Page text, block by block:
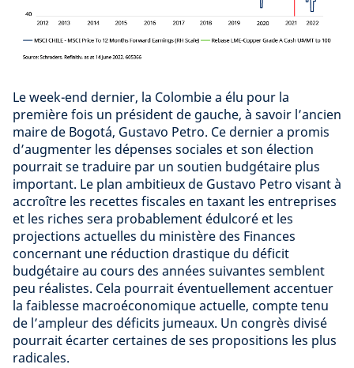
Le week-end dernier, la Colombie a élu pour la
première fois un président de gauche, à savoir l’ancien
maire de Bogotá, Gustavo Petro. Ce dernier a promis
d’augmenter les dépenses sociales et son élection
pourrait se traduire par un soutien budgétaire plus
important. Le plan ambitieux de Gustavo Petro visant à
accroître les recettes fiscales en taxant les entreprises
et les riches sera probablement édulcoré et les
projections actuelles du ministère des Finances
concernant une réduction drastique du déficit
budgétaire au cours des années suivantes semblent
peu réalistes. Cela pourrait éventuellement accentuer
la faiblesse macroéconomique actuelle, compte tenu
de l’ampleur des déficits jumeaux. Un congrès divisé
pourrait écarter certaines de ses propositions les plus
radicales.